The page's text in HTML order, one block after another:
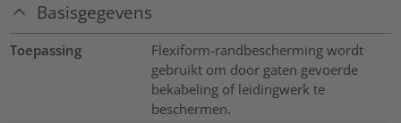
Basisgegevens
Toepassing
Flexiform-randbescherming wordt
gebruikt om door gaten gevoerde
bekabeling of leidingwerk te
beschermen.